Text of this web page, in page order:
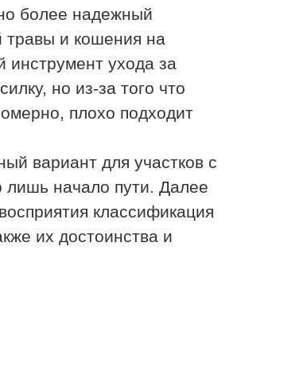
более надежный
травы и кошения на
инструмент ухода за
но из-за того что
плохо подходит
вариант для участков с
начало пути. Далее
классификация
их достоинства и